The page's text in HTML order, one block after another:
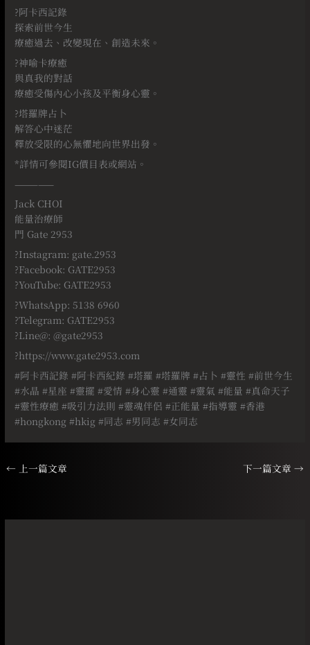
?阿卡西記錄
探索前世今生
療癒過去、改變現在、創造未來。
?神喻卡療癒
與真我的對話
療癒受傷內心小孩及平衡身心靈。
?塔羅牌占卜
解答心中迷茫
釋放受限的心無懼地向世界出發。
*詳情可參閱IG價目表或網站。
—————
Jack CHOI
能量治療師
門 Gate 2953
?Instagram: gate.2953
?Facebook: GATE2953
?YouTube: GATE2953
?WhatsApp: 5138 6960
?Telegram: GATE2953
?Line@: @gate2953
?https://www.gate2953.com
#阿卡西記錄 #阿卡西紀錄 #塔羅 #塔羅牌 #占卜 #靈性 #前世今生
#水晶 #星座 #靈擺 #愛情 #身心靈 #通靈 #靈氣 #能量 #真命天子
#靈性療癒 #吸引力法則 #靈魂伴侶 #正能量 #指導靈 #香港
#hongkong #hkig #同志 #男同志 #女同志
← 上一篇文章 下一篇文章 →